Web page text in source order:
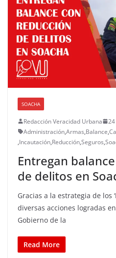
SOACHA
Redacción Veracidad Urbana
Administración,Armas,Balance,
,Incautación,Reducción,Seguros,
Entregan
de delitos en
Gracias a la estrategia de los
diversas acciones logradas
Gobierno de la
Read More